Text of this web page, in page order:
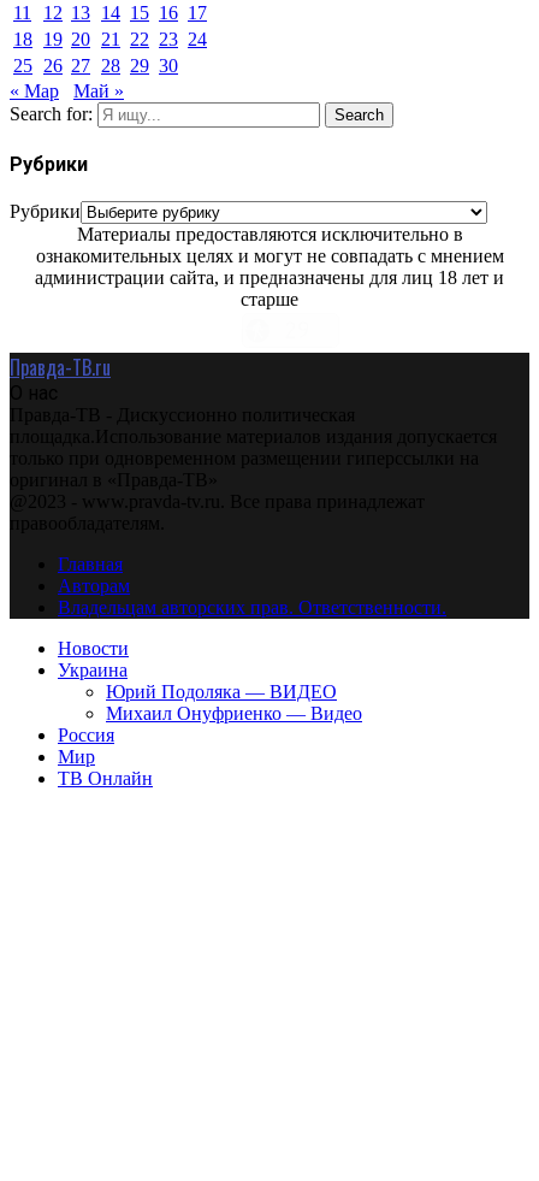
11
12 13 14 15 16 17
18 19 20 21 22 23 24
25 26 27 28 29 30
« Мар
Май »
Search for:
Search
Рубрики
Рубрики
Материалы предоставляются исключительно в
ознакомительных целях и могут не совпадать с мнением
администрации сайта, и предназначены для лиц 18 лет и
старше
Правда-ТВ.ru
О нас
Правда-ТВ - Дискуссионно политическая
площадка.Использование материалов издания допускается
только при одновременном размещении гиперссылки на
оригинал в «Правда-ТВ»
@2023 - www.pravda-tv.ru. Все права принадлежат
правообладателям.
Главная
Авторам
Владельцам авторских прав. Ответственности.
Новости
Украина
Юрий Подоляка — ВИДЕО
Михаил Онуфриенко — Видео
Россия
Мир
ТВ Онлайн